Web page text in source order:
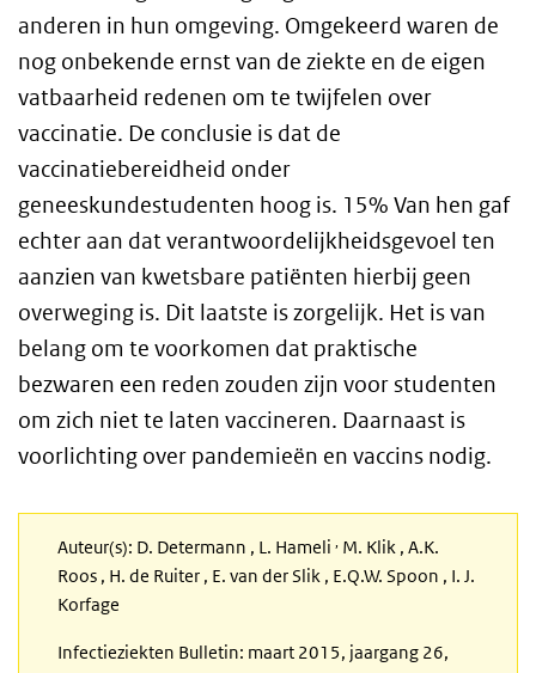
anderen in hun omgeving. Omgekeerd waren de
nog onbekende ernst van de ziekte en de eigen
vatbaarheid redenen om te twijfelen over
vaccinatie. De conclusie is dat de
vaccinatiebereidheid onder
geneeskundestudenten hoog is. 15% Van hen gaf
echter aan dat verantwoordelijkheidsgevoel ten
aanzien van kwetsbare patiënten hierbij geen
overweging is. Dit laatste is zorgelijk. Het is van
belang om te voorkomen dat praktische
bezwaren een reden zouden zijn voor studenten
om zich niet te laten vaccineren. Daarnaast is
voorlichting over pandemieën en vaccins nodig.
Auteur(s): D. Determann , L. Hameli , M. Klik , A.K.
Roos , H. de Ruiter , E. van der Slik , E.Q.W. Spoon , I. J.
Korfage
Infectieziekten Bulletin: maart 2015, jaargang 26,